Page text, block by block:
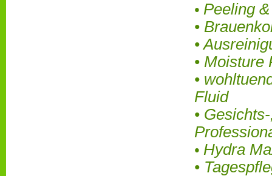
• Peeling
•
•
• Moisture
•
Fluid
•
Pro
• Hydra
•